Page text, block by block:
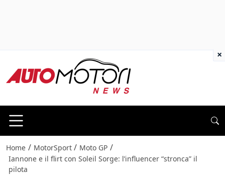
Home / MotorSport / Moto GP /
Iannone e il flirt con Soleil Sorge: l’influencer “stronca” il
pilota
×